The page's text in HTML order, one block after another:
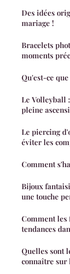
Des idées
mariage !
Bracelets
moments
Qu'est-ce
Le Volleyball
pleine
Le piercing
éviter les
Comment
Bijoux
une touche
Comment les
tendances
Quelles sont
connaître sur